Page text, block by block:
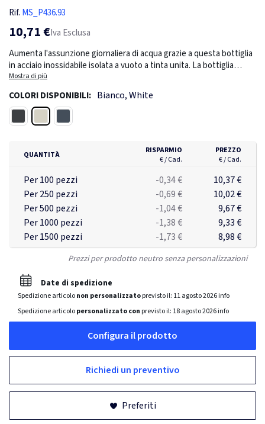
Rif. MS_P436.93
10,71 €Iva Esclusa
Aumenta l'assunzione giornaliera di acqua grazie a questa bottiglia
in acciaio inossidabile isolata a vuoto a tinta unita. La bottiglia
mantiene le bevande fredde fino a 15 ore e calde fino a 5 ore. Con
una base che si adatta alla maggior parte dei portabicchieri, questa
borraccia dall'aspetto elegante ti manterrà idratato ovunque tu sia.
Capacità di 750ml.
Mostra di più
COLORI DISPONIBILI: Bianco, White
QUANTITÀ
RISPARMIO
€ / Cad.
PREZZO
€ / Cad.
Per 100 pezzi -0,34 €
10,37 €
Per 250 pezzi
-0,69 €
10,02 €
Per 500 pezzi
-1,04 €
9,67 €
Per 1000 pezzi
-1,38 €
9,33 €
Per 1500 pezzi
-1,73 € 8,98 €
Prezzi per prodotto neutro senza personalizzazioni
Date di spedizione
Spedizione articolonon personalizzatoprevisto il: 11 agosto 2026info
Spedizione articolopersonalizzato con previsto il: 18 agosto 2026info
Configura il prodotto
Richiedi un preventivo
Preferiti